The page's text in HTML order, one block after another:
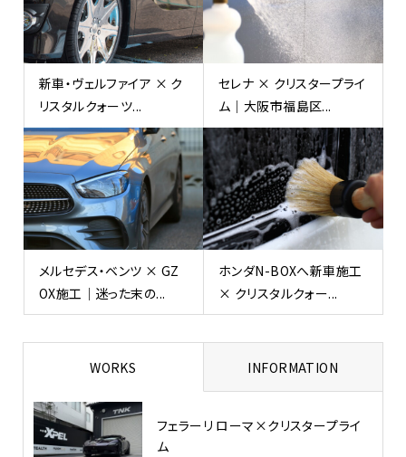
新車・ヴェルファイア × ク
リスタルクォーツ...
セレナ × クリスタープライ
ム｜大阪市福島区...
メルセデス・ベンツ × GZ
OX施工｜迷った末の...
ホンダN-BOXへ新車施工
× クリスタルクォー...
WORKS INFORMATION
フェラーリ ローマ×クリスタープライ
ム